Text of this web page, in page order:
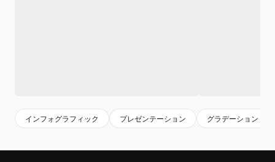
インフォグラフィック プレゼンテーション グラデーション